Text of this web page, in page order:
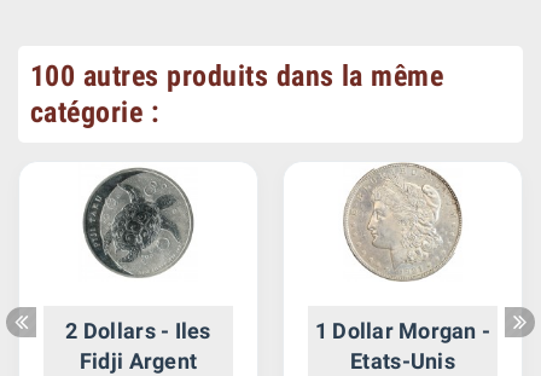
100 autres produits dans la même
catégorie :
2 Dollars - Iles
Fidji Argent
1 Dollar Morgan -
Etats-Unis